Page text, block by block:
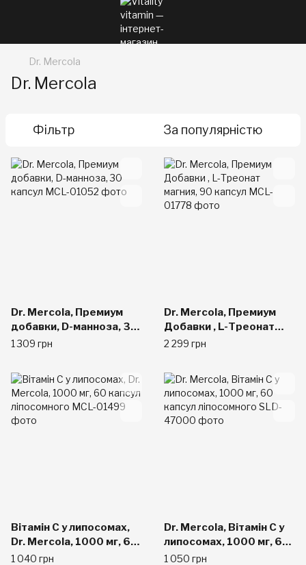
Dr. Mercola
Dr. Mercola
Фільтр За популярністю
Dr. Mercola, Премиум
добавки, D-манноза, 30
капсул
1 309 грн
Dr. Mercola, Премиум
Добавки , L-Треонат
магния, 90 капсул
2 299 грн
Вітамін C у липосомах,
Dr. Mercola, 1000 мг, 60
капсул ліпосомного
1 040 грн
Dr. Mercola, Вітамін C у
липосомах, 1000 мг, 60
капсул ліпосомного
1 050 грн